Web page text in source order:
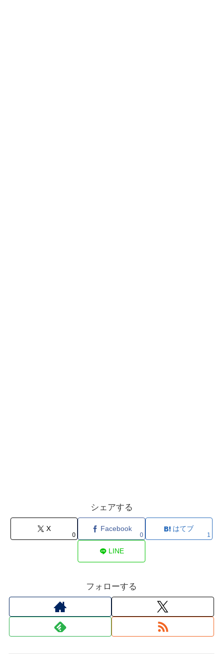
シェアする
X
0
Facebook
0
はてブ
1
LINE
フォローする